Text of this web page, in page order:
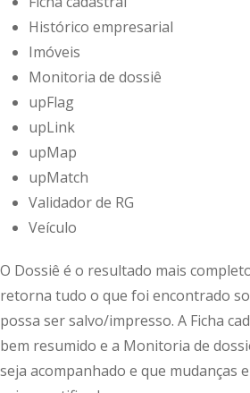
Histórico empresarial
Imóveis
Monitoria de dossiê
upFlag
upLink
upMap
upMatch
Validador de RG
Veículo
O Dossiê é o resultado mais
retorna tudo o que foi encontrado
possa ser salvo/impresso. A Ficha
bem resumido e a Monitoria de
seja acompanhado e que mudanças